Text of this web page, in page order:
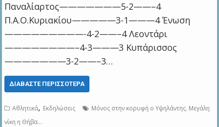
Παναλίαρτος———————5-2——–4
Π.Α.Ο.Κυριακίου—————3-1———4 Ένωση
—————————-4-2——–4 Λεοντάρι
————————–4-3———3 Κυπάρισσος
———————3-2——–3…
ΔΙΑΒΆΣΤΕ ΠΕΡΙΣΣΌΤΕΡΑ
Αθλητικά, Εκδηλώσεις
Μόνος στην κορυφή ο Υψηλάντης. Μεγάλη
νίκη η Θήβα…